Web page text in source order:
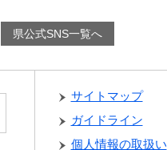
県公式SNS一覧へ
サイトマップ
ガイドライン
個人情報の取扱い